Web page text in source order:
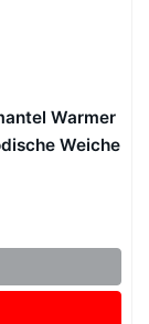
Warmer
Weiche